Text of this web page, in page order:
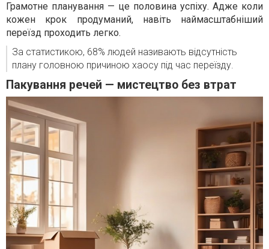
Грамотне планування — це половина успіху. Адже коли
кожен крок продуманий, навіть наймасштабніший
переїзд проходить легко.
За статистикою, 68% людей називають відсутність
плану головною причиною хаосу під час переїзду.
Пакування речей — мистецтво без втрат